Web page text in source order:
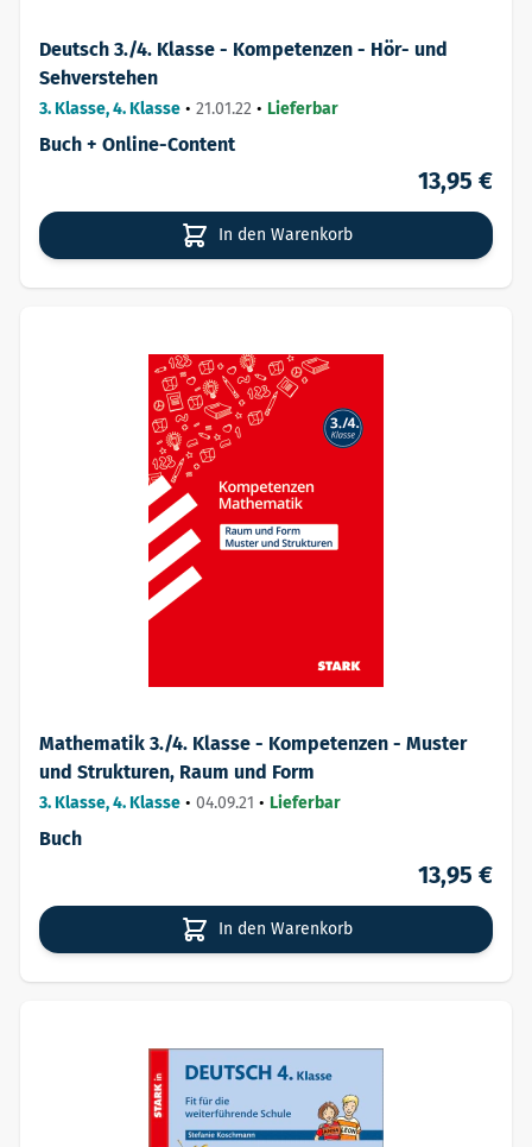
Deutsch 3./4. Klasse - Kompetenzen - Hör- und
Sehverstehen
3. Klasse, 4. Klasse • 21.01.22 • Lieferbar
Buch + Online-Content
13,95 €
In den Warenkorb
Mathematik 3./4. Klasse - Kompetenzen - Muster
und Strukturen, Raum und Form
3. Klasse, 4. Klasse • 04.09.21 • Lieferbar
Buch
13,95 €
In den Warenkorb